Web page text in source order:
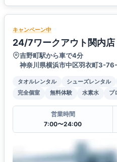
キャンペーン中
24/7ワークアウト関内店
吉野町駅から車で4分
神奈川県横浜市中区羽衣町3-
タオルレンタル シューズレンタル
完全個室
無料体験 水素水 プ
営業時間
7:00〜24:00